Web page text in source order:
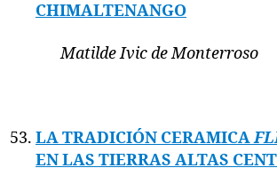
CHIMALTENANGO
Matilde Ivic de Monterroso
LA TRADICIÓN CERAMICA
EN LAS TIERRAS ALTAS